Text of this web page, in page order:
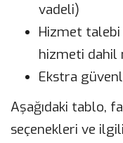
vadeli)
Hizmet
hizmeti dahil
Ekstra
Aşağıdaki tablo,
seçenekleri ve